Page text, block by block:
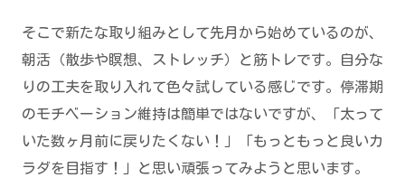
そこで新たな取り組みとして先月から始めているのが、
朝活（散歩や瞑想、ストレッチ）と筋トレです。自分な
りの工夫を取り入れて色々試している感じです。停滞期
のモチベーション維持は簡単ではないですが、「太って
いた数ヶ月前に戻りたくない！」「もっともっと良いカ
ラダを目指す！」と思い頑張ってみようと思います。